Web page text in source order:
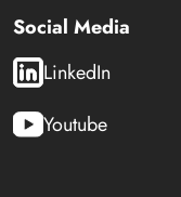
Social Media
LinkedIn
Youtube